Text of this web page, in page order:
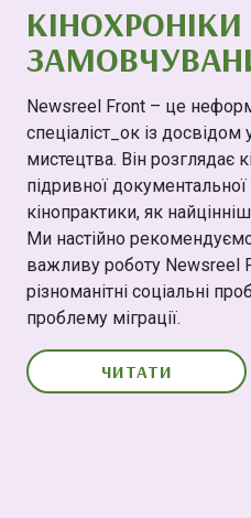
КІНОХРОНІКИ
Newsreel Front – це
спеціаліст_ок із досвідом
мистецтва. Він розглядає
підривної документальної
кінопрактики, як
Ми настійно
важливу роботу Newsreel
різноманітні соціальні
проблему міграції.
ЧИТАТИ